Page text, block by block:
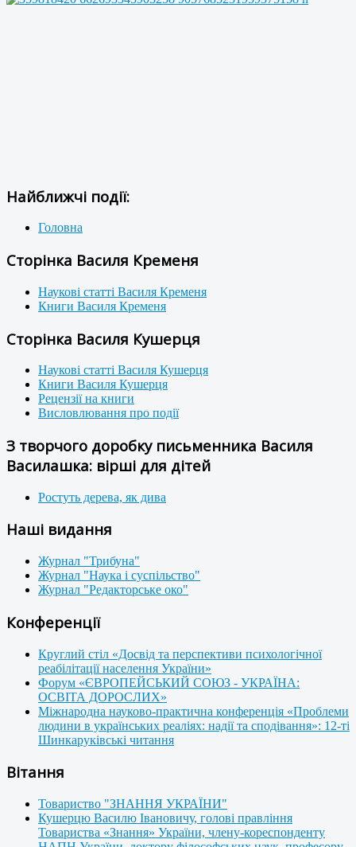
Найближчі події:
Головна
Сторінка Василя Кременя
Наукові статті Василя Кременя
Книги Василя Кременя
Сторінка Василя Кушерця
Наукові статті Василя Кушерця
Книги Василя Кушерця
Рецензії на книги
Висловлювання про події
З творчого доробку письменника Василя
Василашка: вірші для дітей
Ростуть дерева, як дива
Наші видання
Журнал "Трибуна"
Журнал "Наука і суспільство"
Журнал "Редакторське око"
Конференції
Круглий стіл «Досвід та перспективи психологічної
реабілітації населення України»
Форум «ЄВРОПЕЙСЬКИЙ СОЮЗ - УКРАЇНА:
ОСВІТА ДОРОСЛИХ»
Міжнародна науково-практична конференція «Проблеми
людини в українських реаліях: надії та сподівання»: 12-ті
Шинкаруківські читання
Вітання
Товариство "ЗНАННЯ УКРАЇНИ"
Кушерцю Василю Івановичу, голові правління
Товариства «Знання» України, члену-кореспонденту